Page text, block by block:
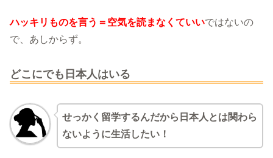
ハッキリものを言う＝空気を読まなくていいではないの
で、あしからず。
どこにでも日本人はいる
せっかく留学するんだから日本人とは関わら
ないように生活したい！